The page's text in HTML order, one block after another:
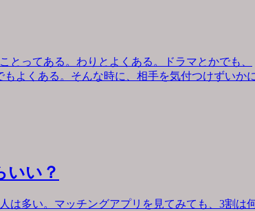
ってある。わりとよくある。ドラマとかでも、
よくある。そんな時に、相手を気付つけずいか
いい？
は多い。マッチングアプリを見てみても、3割は